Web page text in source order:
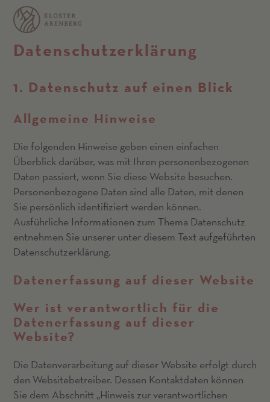
Datenschutz­erklärung
1. Datenschutz auf einen Blick
Allgemeine Hinweise
Die folgenden Hinweise geben einen einfachen
Überblick darüber, was mit Ihren personenbezogenen
Daten passiert, wenn Sie diese Website besuchen.
Personenbezogene Daten sind alle Daten, mit denen
Sie persönlich identifiziert werden können.
Ausführliche Informationen zum Thema Datenschutz
entnehmen Sie unserer unter diesem Text aufgeführten
Datenschutzerklärung.
Datenerfassung auf dieser Website
Wer ist verantwortlich für die
Datenerfassung auf dieser
Website?
Die Datenverarbeitung auf dieser Website erfolgt durch
den Websitebetreiber. Dessen Kontaktdaten können
Sie dem Abschnitt „Hinweis zur verantwortlichen